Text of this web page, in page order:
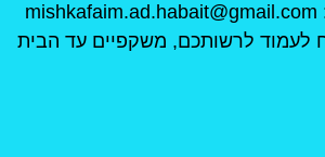
:
לעמוד לרשותכם, משקפיים עד הבית